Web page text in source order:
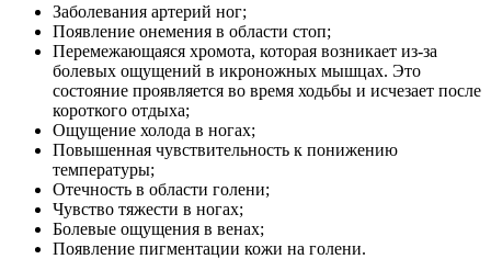
Заболевания артерий ног;
Появление онемения в области стоп;
Перемежающаяся хромота, которая возникает из-за
болевых ощущений в икроножных мышцах. Это
состояние проявляется во время ходьбы и исчезает после
короткого отдыха;
Ощущение холода в ногах;
Повышенная чувствительность к понижению
температуры;
Отечность в области голени;
Чувство тяжести в ногах;
Болевые ощущения в венах;
Появление пигментации кожи на голени.